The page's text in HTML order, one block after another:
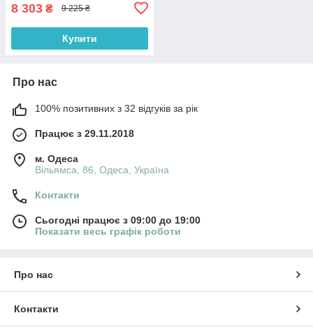
8 303 ₴ 9 225 ₴
Купити
Про нас
100% позитивних з 32 відгуків за рік
Працює з 29.11.2018
м. Одеса
Вільямса, 86, Одеса, Україна
Контакти
Сьогодні працює з 09:00 до 19:00
Показати весь графік роботи
Про нас
Контакти